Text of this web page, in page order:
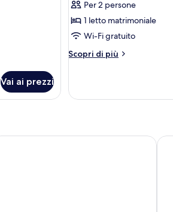
Vai ai prezzi
doppia,
bagno
in
camera,
Per 2 persone
1 letto matrimoniale
Wi-Fi gratuito
Scopri di più
Altri
doppia,
vista
Bell Hotel Saxmundham